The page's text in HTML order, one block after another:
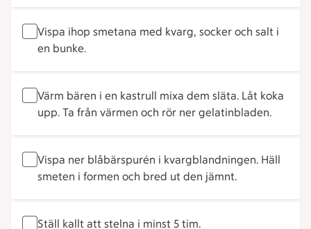
Vispa ihop smetana med kvarg, socker och salt i
en bunke.
Värm bären i en kastrull mixa dem släta. Låt koka
upp. Ta från värmen och rör ner gelatinbladen.
Vispa ner blåbärspurén i kvargblandningen. Häll
smeten i formen och bred ut den jämnt.
Ställ kallt att stelna i minst 5 tim.